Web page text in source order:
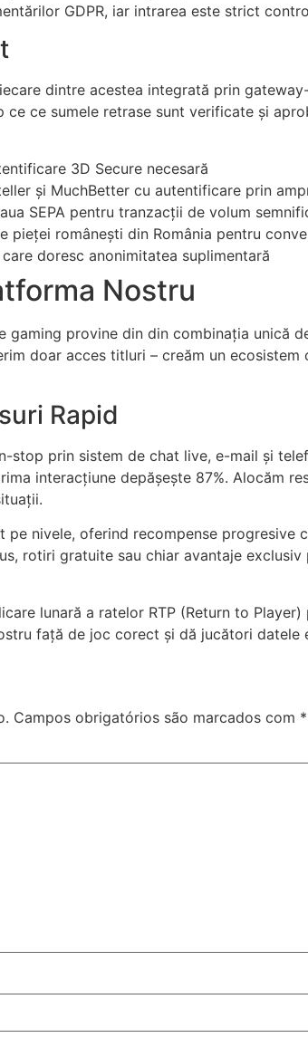
GDPR, iar intrarea este strict
dintre acestea integrată prin
ce ce sumele retrase sunt verificate și
3D Secure necesară
și MuchBetter cu autentificare prin
SEPA pentru tranzacții de volum
pieței românești din România pentru
doresc anonimitatea suplimentară
Nostru
provine din din combinația unică
doar acces titluri – creăm un
Rapid
stop prin sistem de chat live, e-mail și
interacțiune depășește 87%. Alocăm
nivele, oferind recompense progresive
rotiri gratuite sau chiar avantaje
lunară a ratelor RTP (Return to
față de joc corect și dă jucători datele
Campos obrigatórios são marcados com *